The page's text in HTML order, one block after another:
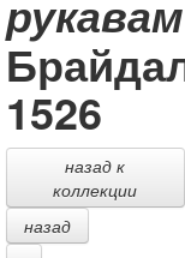
1526
назад к
коллекции
назад